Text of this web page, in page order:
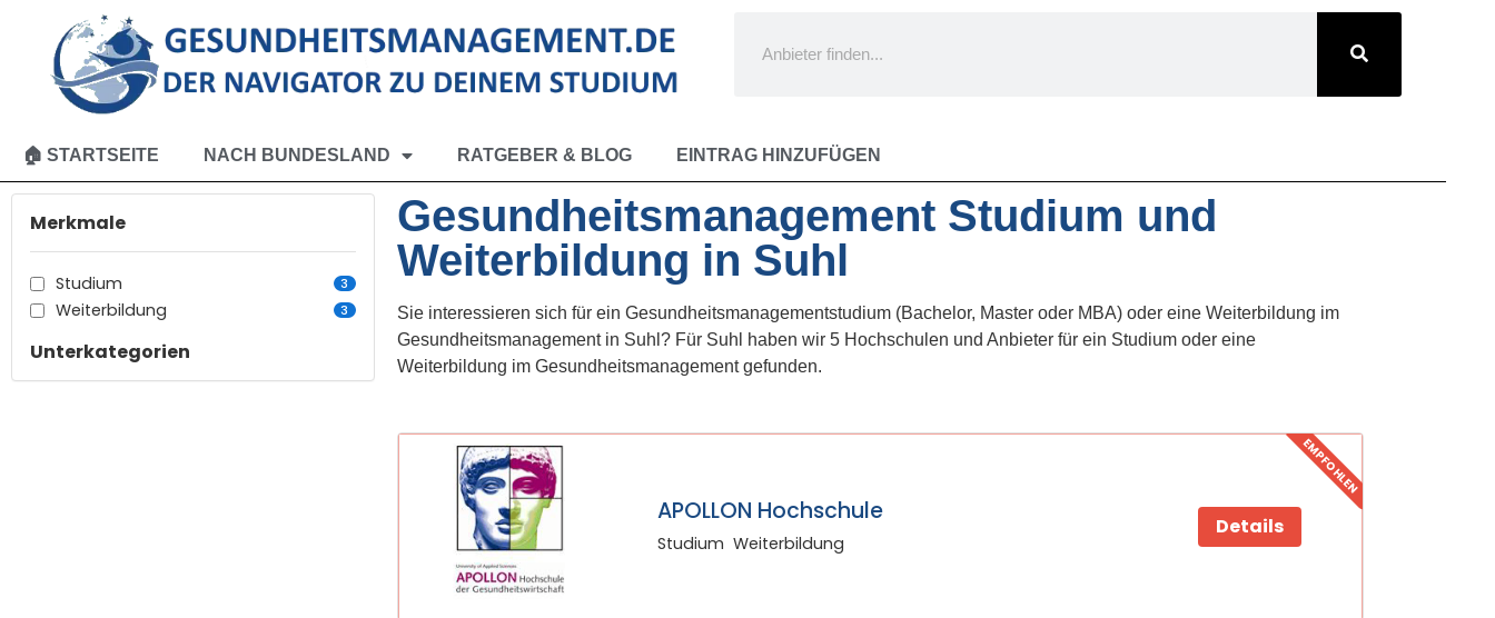
🏠 STARTSEITE NACH BUNDESLAND RATGEBER & BLOG EINTRAG HINZUFÜGEN
Merkmale
Studium 3
Weiterbildung 3
Unterkategorien
Gesundheitsmanagement Studium und
Weiterbildung in Suhl
Sie interessieren sich für ein Gesundheitsmanagementstudium (Bachelor, Master oder MBA) oder eine Weiterbildung im
Gesundheitsmanagement in Suhl? Für Suhl haben wir 5 Hochschulen und Anbieter für ein Studium oder eine
Weiterbildung im Gesundheitsmanagement gefunden.
EMPFOHLEN
APOLLON Hochschule
Studium Weiterbildung
Details